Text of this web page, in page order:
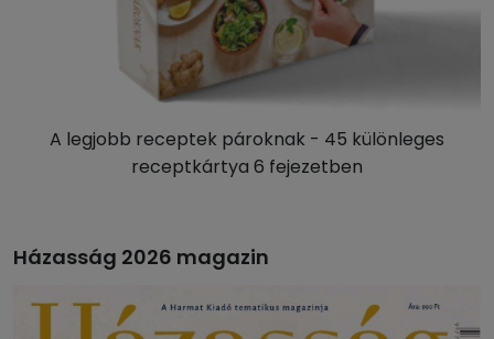
A legjobb receptek pároknak - 45 különleges
receptkártya 6 fejezetben
Házasság 2026 magazin